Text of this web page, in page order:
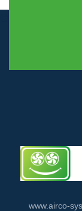
www.airco-